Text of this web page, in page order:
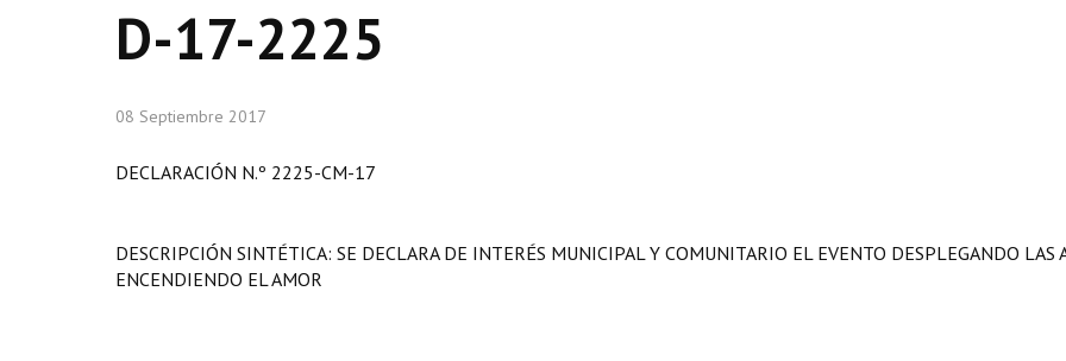
D-17-2225
08 Septiembre 2017
DECLARACIÓN N.º 2225-CM-17
DESCRIPCIÓN SINTÉTICA: SE DECLARA DE INTERÉS MUNICIPAL Y COMUNITARIO EL EVENTO DESPLEGANDO LAS
ENCENDIENDO EL AMOR